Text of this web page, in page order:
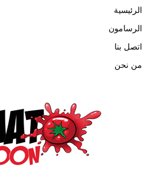
الرئيسية
الرسامون
اتصل بنا
من نحن